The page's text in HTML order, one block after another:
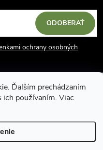
Ďalším prechádzaním
používaním. Viac
ochrany osobných
ODOBERAŤ
sport. Všetky práva vyhradené.